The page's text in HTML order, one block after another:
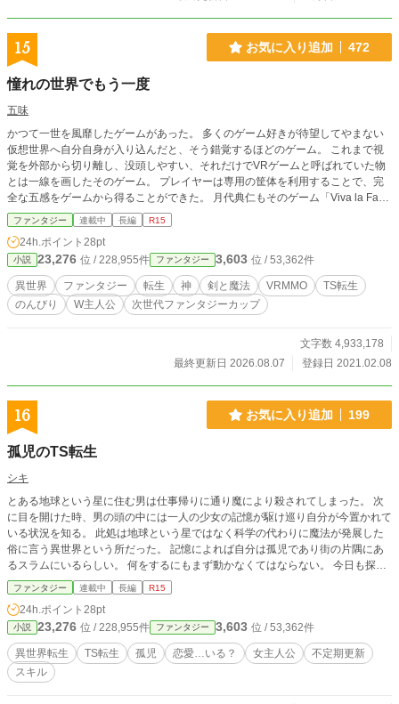
ったんだろう？ ヒロインさん、恋路の邪魔はしないから、放っておいてくれな
いかな？ そして、攻略対象ども。お前らはヒロインを口説きにいけやぁっ！ こ
れはゲームの世界にモブな悪役として転生してしまった前世は男で、生まれ変わ
ったら性別が変わってて衝撃を受けた少女が、平凡な生活を求めて奮闘する物
語。 ※Ｒ１８指定が入りそうな話には☆を入れます。前戲あたりを☆、本番を
入れる場合は☆☆を題名の前に追加します。 その手の表現は素人なので、表現
がおかしかったらすみません。 ※他に書いている小説が煮詰まっているので、
気晴らしに書いています。なので、更新は不定期になります。ご了承ください。
※誤字・脱字の確認をしつつ投稿しているのですが、見逃している部分があるよ
うなので、気になった箇所を見つけた方はご意見くださるとありがたいです。
※書籍化について近況ボード更新しました。（３/２０付）
15 お気に入り追加 472
憧れの世界でもう一度
五味
かつて一世を風靡したゲームがあった。 多くのゲーム好きが待望してやまない
仮想世界へ自分自身が入り込んだと、そう錯覚するほどのゲーム。 これまで視
覚を外部から切り離し、没頭しやすい、それだけでVRゲームと呼ばれていた物
とは一線を画したそのゲーム。 プレイヤーは専用の筐体を利用することで、完
全な五感をゲームから得ることができた。 月代典仁もそのゲーム「Viva la Fant
asia」に大いに時間を使った一人であった。 彼はその死の間際もそのゲームを
思い出す。 そこで彼は多くの友人を作り、語らい、大いに楽しんだ。 彼が自分
の人生を振り返る、その時にそれは欠かせないものであった。 満足感と共に目
を閉じ、その人生に幕を下ろした彼に、ある問いかけがなされる。 「あなたが
憧れた世界で、もう一度人生を送ってみませんか」と。
ファンタジー 連載中 長編 R15
24h.ポイント 28pt
小説 23,276 位 / 228,955件 ファンタジー 3,603 位 / 53,362件
異世界 ファンタジー 転生 神 剣と魔法 VRMMO
TS転生
のんびり
W主人公 次世代ファンタジーカップ
文字数 4,933,178
最終更新日 2026.08.07
登録日 2021.02.08
16 お気に入り追加 199
孤児のTS転生
シキ
とある地球という星に住む男は仕事帰りに通り魔により殺されてしまった。 次
に目を開けた時、男の頭の中には一人の少女の記憶が駆け巡り自分が今置かれて
いる状況を知る。 此処は地球という星ではなく科学の代わりに魔法が発展した
俗に言う異世界という所だった。 記憶によれば自分は孤児であり街の片隅にあ
るスラムにいるらしい。 何をするにもまず動かなくてはならない。 今日も探
索、採取、狩猟、研究をする日々。 自分がまったりする日は少ししかない。 年
齢5歳の身体から始まる鬼畜な世界で生き抜く為、今日も頑張ります！
ファンタジー 連載中 長編 R15
24h.ポイント 28pt
小説 23,276 位 / 228,955件 ファンタジー 3,603 位 / 53,362件
異世界転生 TS転生 孤児 恋愛…いる？ 女主人公
不定期更新
スキル